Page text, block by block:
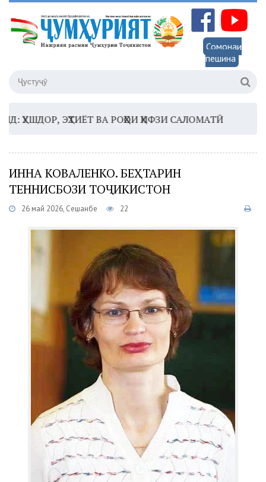
Сомонаи
пешина
ЭҲТИЁТ ВА РОҲҲОИ ҲИФЗИ САЛОМАТӢ16:35 –
ИННА КОВАЛЕНКО. БЕҲТАРИН
ТЕННИСБОЗИ ТОҶИКИСТОН
26 май 2026, Сешанбе 22